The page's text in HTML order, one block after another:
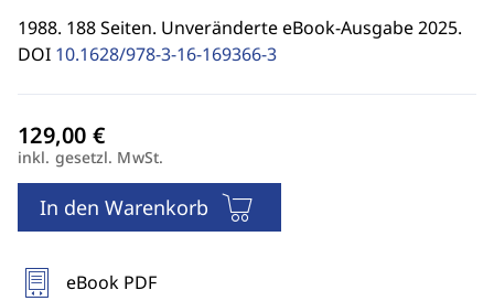
1988. 188 Seiten. Unveränderte eBook-Ausgabe 2025.
DOI 10.1628/978-3-16-169366-3
inkl. gesetzl. MwSt.
In den Warenkorb
eBook PDF